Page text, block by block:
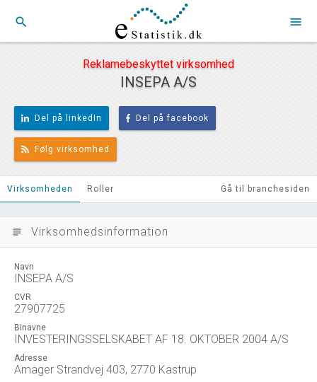
search menu
Reklamebeskyttet virksomhed
INSEPA A/S
Del på linkedIn Del på facebook
Følg virksomhed
Virksomheden Roller Gå til branchesiden
subject Virksomhedsinformation
Navn
INSEPA A/S
CVR
27907725
Binavne
INVESTERINGSSELSKABET AF 18. OKTOBER 2004 A/S
Adresse
Amager Strandvej 403, 2770 Kastrup